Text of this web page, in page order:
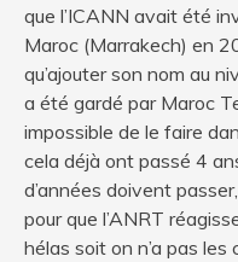
que l’ICANN avait été
Maroc (Marrakech) en
qu’ajouter son nom au
a été gardé par Maroc
impossible de le faire
cela déjà ont passé 4
d’années doivent
pour que l’ANRT
hélas soit on n’a pas